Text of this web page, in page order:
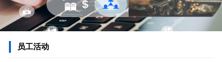
员工活动